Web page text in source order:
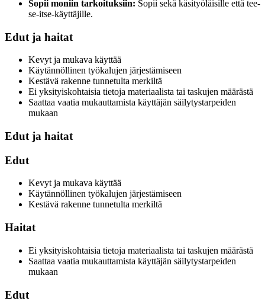
Sopii moniin tarkoituksiin: Sopii sekä käsityöläisille että tee-
se-itse-käyttäjille.
Edut ja haitat
Kevyt ja mukava käyttää
Käytännöllinen työkalujen järjestämiseen
Kestävä rakenne tunnetulta merkiltä
Ei yksityiskohtaisia tietoja materiaalista tai taskujen määrästä
Saattaa vaatia mukauttamista käyttäjän säilytystarpeiden
mukaan
Edut ja haitat
Edut
Kevyt ja mukava käyttää
Käytännöllinen työkalujen järjestämiseen
Kestävä rakenne tunnetulta merkiltä
Haitat
Ei yksityiskohtaisia tietoja materiaalista tai taskujen määrästä
Saattaa vaatia mukauttamista käyttäjän säilytystarpeiden
mukaan
Edut